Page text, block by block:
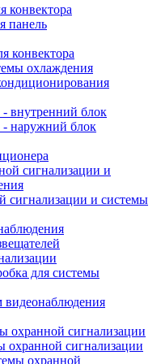
конвектора
панель
конвектора
охлаждения
внутренний блок
- наружний блок
сигнализации и системы
для системы
видеонаблюдения
охранной сигнализации
охранной сигнализации
охранной